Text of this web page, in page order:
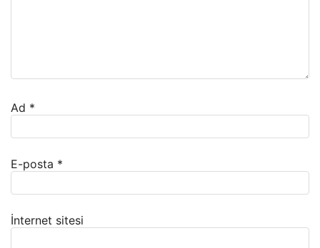
Ad *
E-posta *
İnternet sitesi